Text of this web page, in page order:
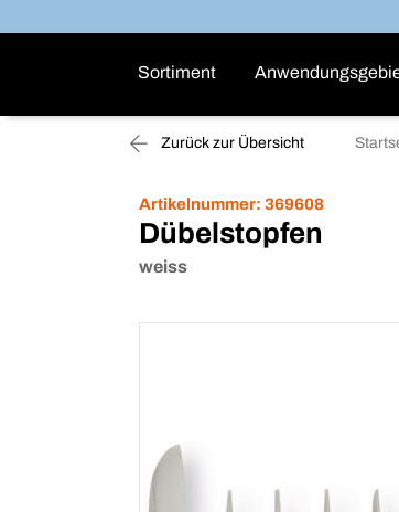
Sortiment
Zurück zur Übersicht
Artikelnummer: 369608
Dübelstopfen
weiss